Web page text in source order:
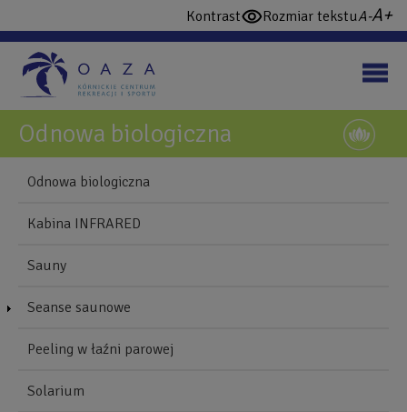
do
treści
Kontrastwłącz
wysoki
Rozmiar tekstu
Odnowa biologiczna
Back
top
NAWIGUJ
Odnowa biologiczna
Kabina INFRARED
Sauny
Seanse saunowe
Peeling w łaźni parowej
Solarium